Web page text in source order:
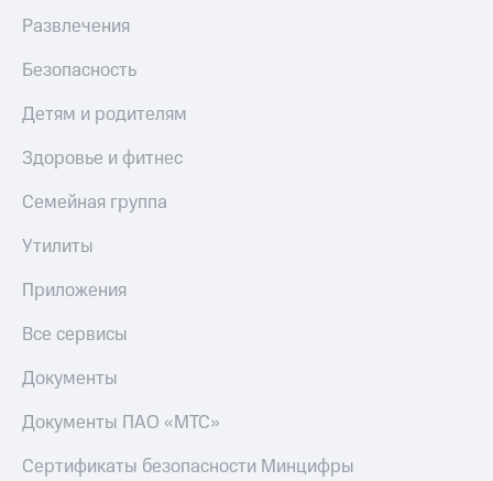
Развлечения
Безопасность
Детям и родителям
Здоровье и фитнес
Семейная группа
Утилиты
Приложения
Все сервисы
Документы
Документы ПАО «МТС»
Сертификаты безопасности Минцифры